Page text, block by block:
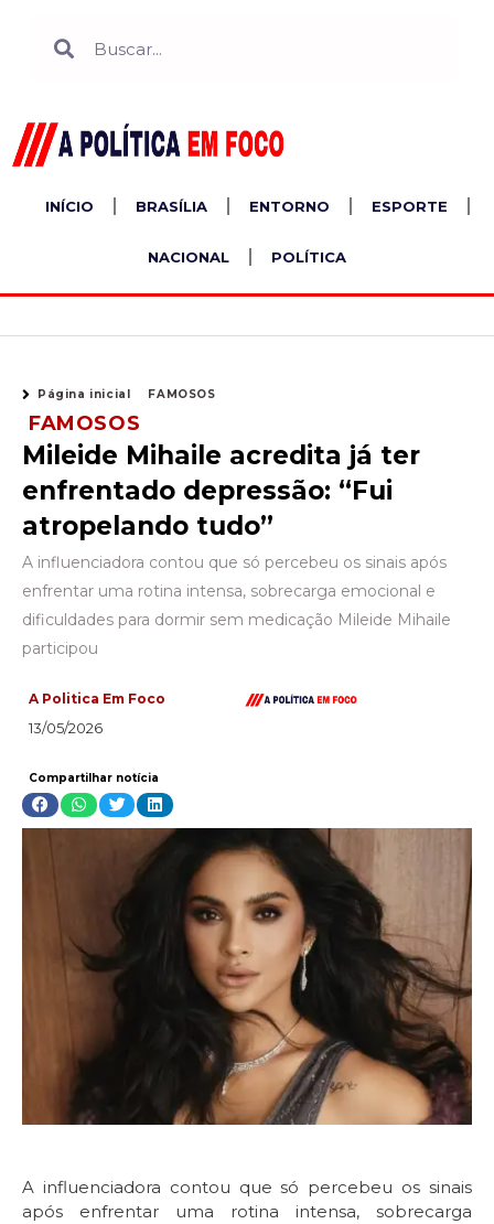
INÍCIO BRASÍLIA ENTORNO ESPORTE
NACIONAL POLÍTICA
Página inicial FAMOSOS
FAMOSOS
Mileide Mihaile acredita já ter
enfrentado depressão: “Fui
atropelando tudo”
A influenciadora contou que só percebeu os sinais após
enfrentar uma rotina intensa, sobrecarga emocional e
dificuldades para dormir sem medicação Mileide Mihaile
participou
A Politica Em Foco
13/05/2026
Compartilhar notícia
A influenciadora contou que só percebeu os sinais
após enfrentar uma rotina intensa, sobrecarga